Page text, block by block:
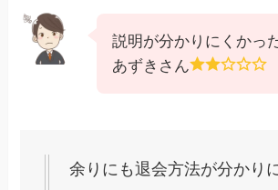
説明が分かりにくかっ
あずきさん
余りにも退会方法が分かり